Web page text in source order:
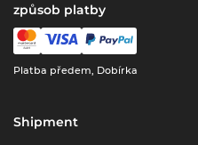
způsob platby
Platba předem, Dobírka
Shipment